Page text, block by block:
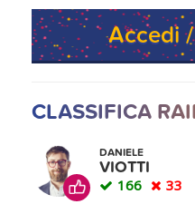
Accedi
CLASSIFICA
DANIELE
VIOTTI
166 33